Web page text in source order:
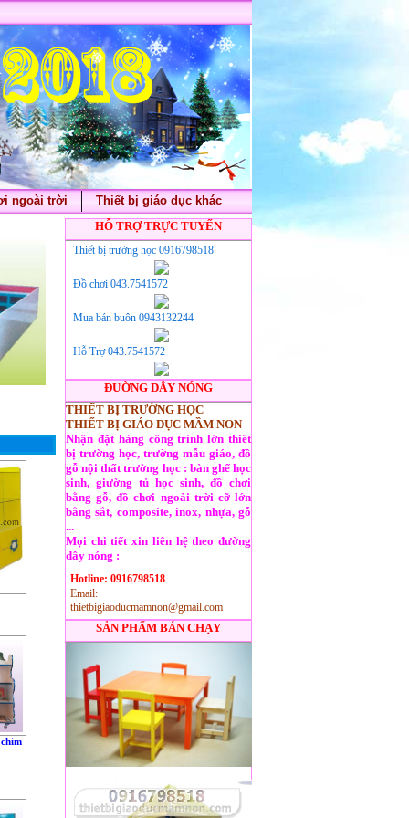
ngoài trời Thiết bị giáo dục khác
HỖ TRỢ TRỰC TUYẾN
Thiết bị trường học 0916798518
Đồ chơi 043.7541572
Mua bán buôn 0943132244
Hỗ Trợ 043.7541572
ĐƯỜNG DÂY NÓNG
THIẾT BỊ TRƯỜNG HỌC
THIẾT BỊ GIÁO DỤC MẦM NON
Nhận đặt hàng công trình lớn thiết
bị trường học, trường mẫu giáo, đồ
gỗ nội thất trường học : bàn ghế học
sinh, giường tủ học sinh, đồ chơi
bằng gỗ, đồ chơi ngoài trời cỡ lớn
bằng sắt, composite, inox, nhựa, gỗ
...
Mọi chi tiết xin liên hệ theo đường
dây nóng :
Hotline: 0916798518
Email:
thietbigiaoducmamnon@gmail.com
SẢN PHẨM BÁN CHẠY